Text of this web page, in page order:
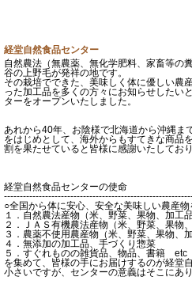
経堂自然食品センター
自然農法（無農薬、無化学肥料、家畜等の
谷の上野毛が発祥の地です。
その栽培でできた、美味しく体に優しい農
った加工品を多くの方々にお知らせしたい
ターをオープンいたしました。
あれから40年、お陰様で北海道から沖縄ま
をはじめとして、海外からもすてきな商品
割を果たせていると皆様に感謝いたしており
経堂自然食品センターの使命
○全国から体に安心、安全な美味しい農産物
１．自然農法産物（米、野菜、果物、加工品
２．ＪＡＳ有機農法産物（米、野菜、果物、
３．農薬不使用農産物（米、野菜、果物、加
４．無添加の加工品、手づくり惣菜
５．すぐれものの雑貨品、物品、書籍 etc
を集めて、皆様の手にお届けするのが経堂
小さいですが、センターの意義はそこにあり